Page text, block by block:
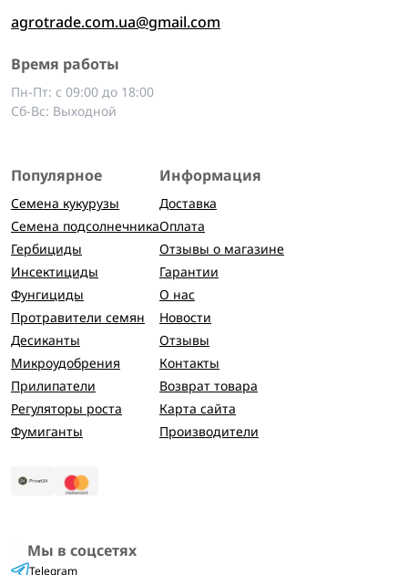
agrotrade.com.ua@gmail.com
Время работы
Пн-Пт: с 09:00 до 18:00
Сб-Вс: Выходной
Популярное
Семена кукурузы
Семена подсолнечника
Гербициды
Инсектициды
Фунгициды
Протравители семян
Десиканты
Микроудобрения
Прилипатели
Регуляторы роста
Фумиганты
Информация
Доставка
Оплата
Отзывы о магазине
Гарантии
О нас
Новости
Отзывы
Контакты
Возврат товара
Карта сайта
Производители
Мы в соцсетях
Telegram